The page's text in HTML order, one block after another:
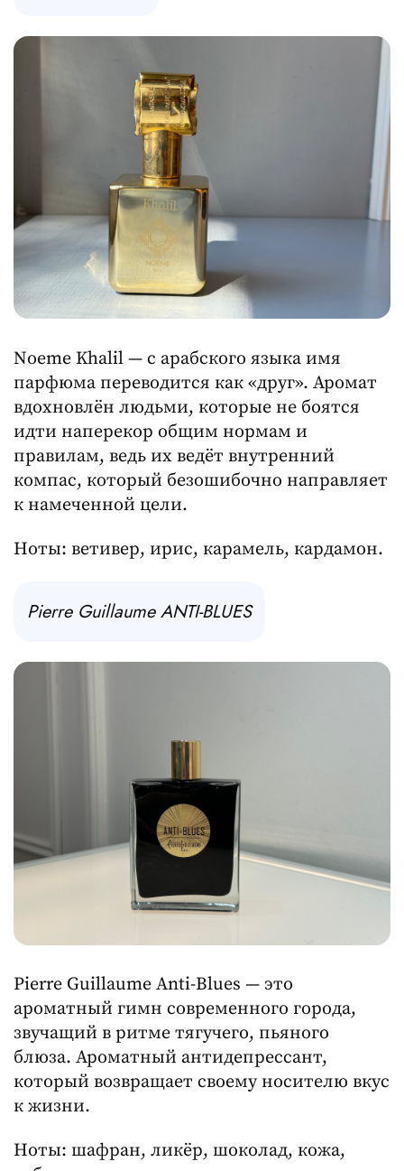
Noeme Khalil — с арабского языка имя
парфюма переводится как «друг». Аромат
вдохновлён людьми, которые не боятся
идти наперекор общим нормам и
правилам, ведь их ведёт внутренний
компас, который безошибочно направляет
к намеченной цели.
Ноты: ветивер, ирис, карамель, кардамон.
Pierre Guillaume ANTI-BLUES
Pierre Guillaume Anti-Blues — это
ароматный гимн современного города,
звучащий в ритме тягучего, пьяного
блюза. Ароматный антидепрессант,
который возвращает своему носителю вкус
к жизни.
Ноты: шафран, ликëр, шоколад, кожа,